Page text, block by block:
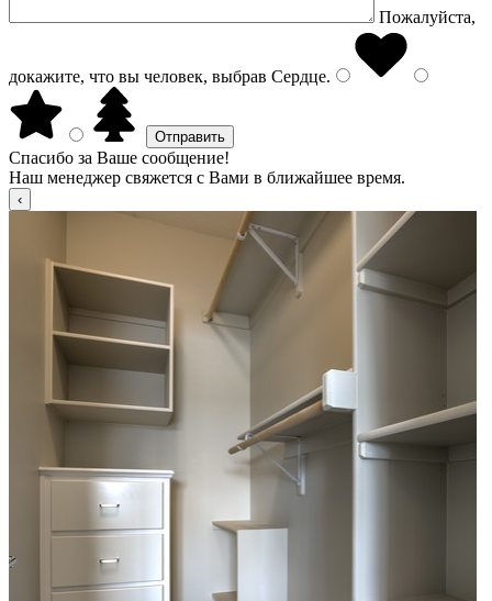
Пожалуйста,
докажите, что вы человек, выбрав Сердце.
Спасибо за Ваше сообщение!
Наш менеджер свяжется с Вами в ближайшее время.